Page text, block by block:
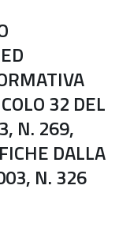
32 DEL
N. 269,
DALLA
N. 326